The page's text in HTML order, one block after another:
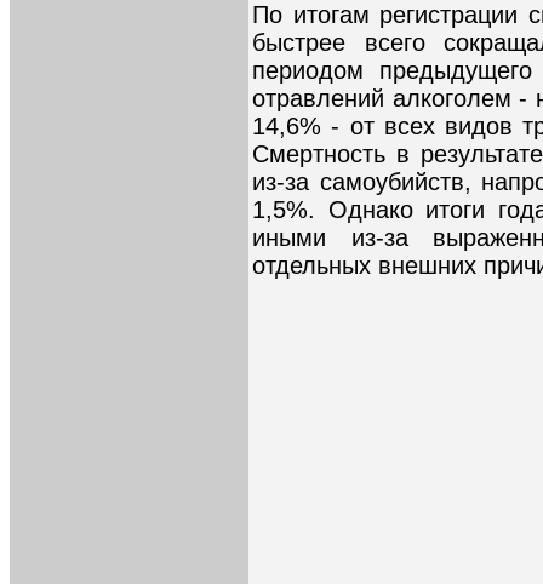
По итогам регистрации
быстрее всего
периодом
отравлений алкоголем
14,6% - от всех видов
Смертность в
из-за самоубийств,
1,5%. Однако итоги
иными из-за
отдельных внешних